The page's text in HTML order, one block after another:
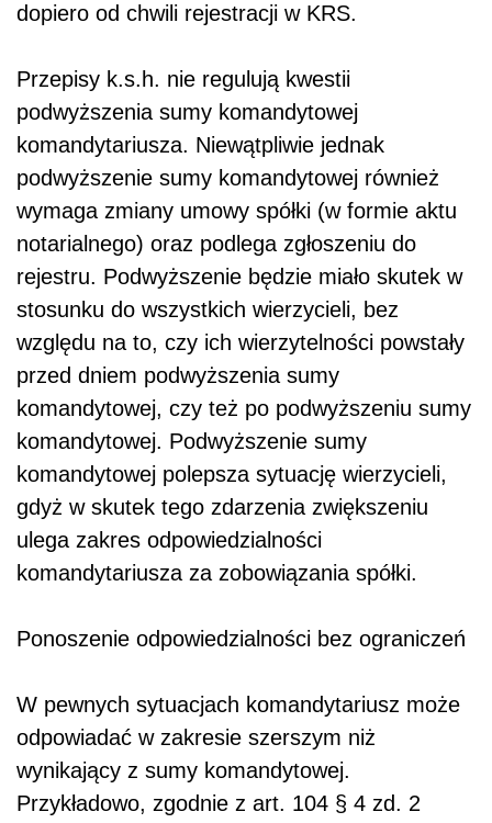
dopiero od chwili rejestracji w KRS.
Przepisy k.s.h. nie regulują kwestii
podwyższenia sumy komandytowej
komandytariusza. Niewątpliwie jednak
podwyższenie sumy komandytowej również
wymaga zmiany umowy spółki (w formie aktu
notarialnego) oraz podlega zgłoszeniu do
rejestru. Podwyższenie będzie miało skutek w
stosunku do wszystkich wierzycieli, bez
względu na to, czy ich wierzytelności powstały
przed dniem podwyższenia sumy
komandytowej, czy też po podwyższeniu sumy
komandytowej. Podwyższenie sumy
komandytowej polepsza sytuację wierzycieli,
gdyż w skutek tego zdarzenia zwiększeniu
ulega zakres odpowiedzialności
komandytariusza za zobowiązania spółki.
Ponoszenie odpowiedzialności bez ograniczeń
W pewnych sytuacjach komandytariusz może
odpowiadać w zakresie szerszym niż
wynikający z sumy komandytowej.
Przykładowo, zgodnie z art. 104 § 4 zd. 2